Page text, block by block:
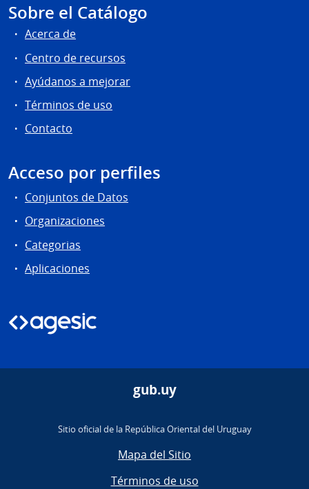
Sobre el Catálogo
Acerca de
Centro de recursos
Ayúdanos a mejorar
Términos de uso
Contacto
Acceso por perfiles
Conjuntos de Datos
Organizaciones
Categorias
Aplicaciones
gub.uy
Sitio oficial de la República Oriental del Uruguay
Mapa del Sitio
Términos de uso